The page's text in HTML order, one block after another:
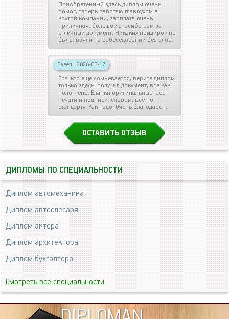
Приобретенный здесь диплом очень
помог, теперь работаю главбухом в
крутой компании, зарплата очень
приличная, большое спасибо вам за
отличный документ. Никаких придирок не
было, взяли на собеседовании без слов.
Павел | 2026-06-17
Все, кто еще сомневается, берите диплом
только здесь: получил документ, все как
положено. Бланки оригинальные, все
печати и подписи, словом, все по
стандарту. Как надо. Очень благодарен.
ОСТАВИТЬ ОТЗЫВ
ДИПЛОМЫ ПО СПЕЦИАЛЬНОСТИ
Диплом автомеханика
Диплом автослесаря
Диплом актера
Диплом архитектора
Диплом бухгалтера
Смотреть все специальности